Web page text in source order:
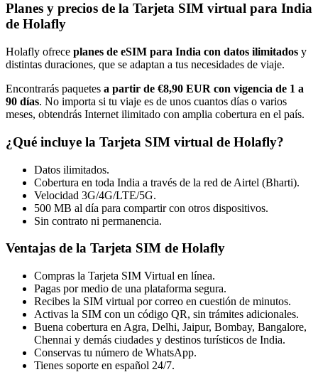
Planes y precios de la Tarjeta SIM virtual para India
de Holafly
Holafly ofrece planes de eSIM para India con datos ilimitados y
distintas duraciones, que se adaptan a tus necesidades de viaje.
Encontrarás paquetes a partir de €8,90 EUR con vigencia de 1 a
90 días. No importa si tu viaje es de unos cuantos días o varios
meses, obtendrás Internet ilimitado con amplia cobertura en el país.
¿Qué incluye la Tarjeta SIM virtual de Holafly?
Datos ilimitados.
Cobertura en toda India a través de la red de Airtel (Bharti).
Velocidad 3G/4G/LTE/5G.
500 MB al día para compartir con otros dispositivos.
Sin contrato ni permanencia.
Ventajas de la Tarjeta SIM de Holafly
Compras la Tarjeta SIM Virtual en línea.
Pagas por medio de una plataforma segura.
Recibes la SIM virtual por correo en cuestión de minutos.
Activas la SIM con un código QR, sin trámites adicionales.
Buena cobertura en Agra, Delhi, Jaipur, Bombay, Bangalore,
Chennai y demás ciudades y destinos turísticos de India.
Conservas tu número de WhatsApp.
Tienes soporte en español 24/7.